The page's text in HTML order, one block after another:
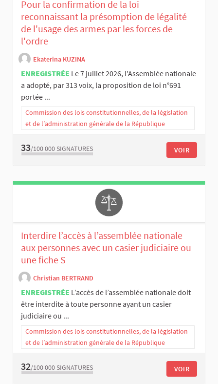
Pour la confirmation de la loi
reconnaissant la présomption de légalité
de l'usage des armes par les forces de
l'ordre
Ekaterina KUZINA
ENREGISTRÉE Le 7 juillet 2026, l'Assemblée nationale
a adopté, par 313 voix, la proposition de loi n°691
portée ...
Commission des lois constitutionnelles, de la législation
et de l’administration générale de la République
33/100 000 SIGNATURES VOIR
Interdire l’accès à l’assemblée nationale
aux personnes avec un casier judiciaire ou
une fiche S
Christian BERTRAND
ENREGISTRÉE L’accès de l’assemblée nationale doit
être interdite à toute personne ayant un casier
judiciaire ou ...
Commission des lois constitutionnelles, de la législation
et de l’administration générale de la République
32/100 000 SIGNATURES VOIR